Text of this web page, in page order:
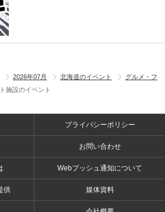
2026年07月 北海道のイベント
グルメ・フ
施設のイベント
プライバシーポリシー
お問い合わせ
Webプッシュ通知について
供 媒体資料